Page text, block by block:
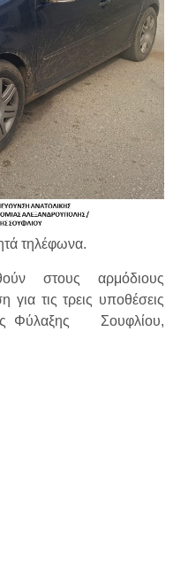
τηλέφωνα.
στους αρμόδιους
για τις τρεις υποθέσεις
Φύλαξης Σουφλίου,